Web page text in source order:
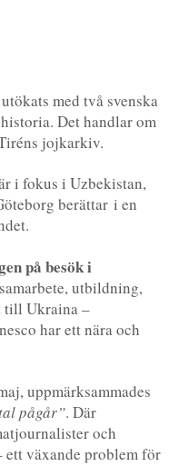
med två svenska
Det handlar om
jojkarkiv.
i fokus i Uzbekistan,
berättar i en
på besök i
utbildning,
till Ukraina –
har ett nära och
uppmärksammades
pågår”. Där
och
ett växande problem för